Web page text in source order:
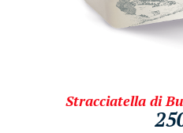
Stracciatella di